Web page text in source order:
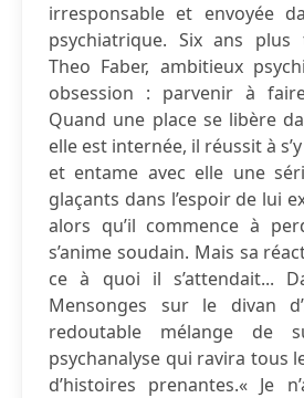
irresponsable et envoyée
psychiatrique. Six ans
Theo Faber, ambitieux
obsession : parvenir à
Quand une place se libère
elle est internée, il réussit à
et entame avec elle une
glaçants dans l’espoir de lui
alors qu’il commence à
s’anime soudain. Mais sa
ce à quoi il s’attendait...
Mensonges sur le divan
redoutable mélange de
psychanalyse qui ravira tous
d’histoires prenantes.« Je